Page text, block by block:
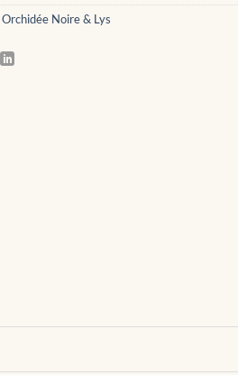
Orchidée Noire & Lys